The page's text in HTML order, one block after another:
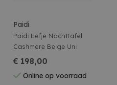
Paidi
Paidi Eefje Nachttafel
Cashmere Beige Uni
€ 198,00
Online op voorraad